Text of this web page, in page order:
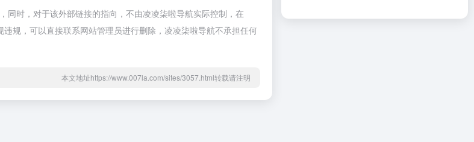
时，对于该外部链接的指向，不由凌凌柒啦导航实际控制，在
规，可以直接联系网站管理员进行删除，凌凌柒啦导航不承担任何
本文地址https://www.007la.com/sites/3057.html转载请注明